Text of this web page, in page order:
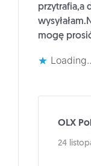
przytrafia,a
mogę
OLX
24